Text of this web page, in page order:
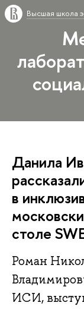
Высшая школа
Данила
в
столе
Роман
ИСИ,